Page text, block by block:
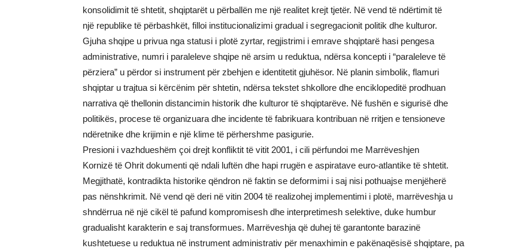
konsolidimit të shtetit, shqiptarët u përballën me një realitet krejt tjetër. Në vend të ndërtimit të
një republike të përbashkët, filloi institucionalizimi gradual i segregacionit politik dhe kulturor.
Gjuha shqipe u privua nga statusi i plotë zyrtar, regjistrimi i emrave shqiptarë hasi pengesa
administrative, numri i paraleleve shqipe në arsim u reduktua, ndërsa koncepti i “paraleleve të
përziera” u përdor si instrument për zbehjen e identitetit gjuhësor. Në planin simbolik, flamuri
shqiptar u trajtua si kërcënim për shtetin, ndërsa tekstet shkollore dhe enciklopeditë prodhuan
narrativa që thellonin distancimin historik dhe kulturor të shqiptarëve. Në fushën e sigurisë dhe
politikës, procese të organizuara dhe incidente të fabrikuara kontribuan në rritjen e tensioneve
ndëretnike dhe krijimin e një klime të përhershme pasigurie.
Presioni i vazhdueshëm çoi drejt konfliktit të vitit 2001, i cili përfundoi me Marrëveshjen
Kornizë të Ohrit dokumenti që ndali luftën dhe hapi rrugën e aspiratave euro-atlantike të shtetit.
Megjithatë, kontradikta historike qëndron në faktin se deformimi i saj nisi pothuajse menjëherë
pas nënshkrimit. Në vend që deri në vitin 2004 të realizohej implementimi i plotë, marrëveshja u
shndërrua në një cikël të pafund kompromisesh dhe interpretimesh selektive, duke humbur
gradualisht karakterin e saj transformues. Marrëveshja që duhej të garantonte barazinë
kushtetuese u reduktua në instrument administrativ për menaxhimin e pakënaqësisë shqiptare, pa